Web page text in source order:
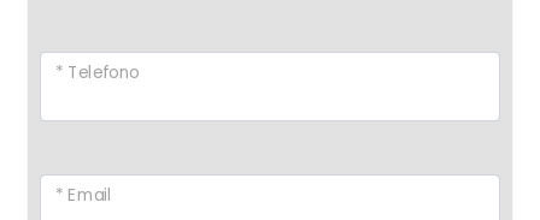
* Telefono
* Email